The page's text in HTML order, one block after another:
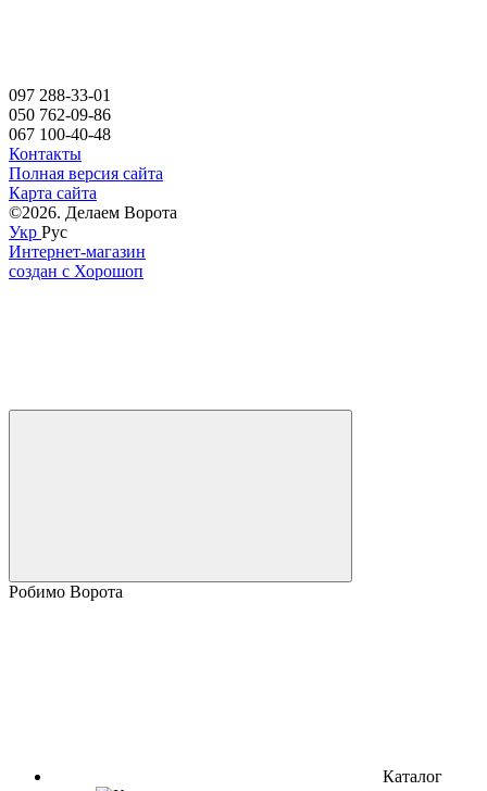
097 288-33-01
050 762-09-86
067 100-40-48
Контакты
Полная версия сайта
Карта сайта
©2026. Делаем Ворота
Укр Рус
Интернет-магазин
создан с Хорошоп
Робимо Ворота
Каталог